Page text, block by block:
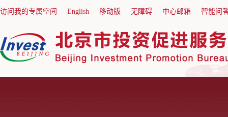
访问我的专属空间 English 移动版 无障碍 中心邮箱 智能问